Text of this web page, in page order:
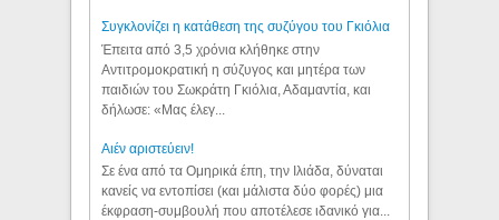
Συγκλονίζει η κατάθεση της συζύγου του Γκιόλια
Έπειτα από 3,5 χρόνια κλήθηκε στην
Αντιτρομοκρατική η σύζυγος και μητέρα των
παιδιών του Σωκράτη Γκιόλια, Αδαμαντία, και
δήλωσε: «Μας έλεγ...
Aιέν αριστεύειν!
Σε ένα από τα Ομηρικά έπη, την Ιλιάδα, δύναται
κανείς να εντοπίσει (και μάλιστα δύο φορές) μια
έκφραση-συμβουλή που αποτέλεσε ιδανικό για...